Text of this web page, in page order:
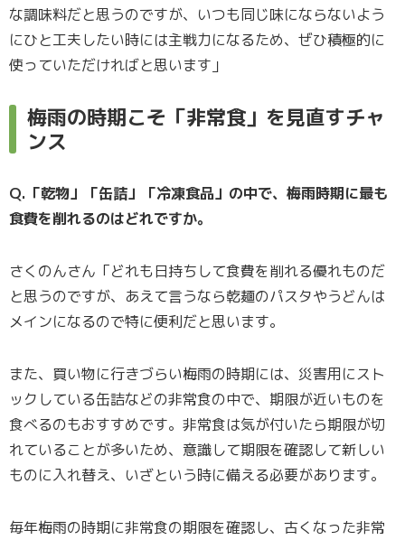
な調味料だと思うのですが、いつも同じ味にならないよう
にひと工夫したい時には主戦力になるため、ぜひ積極的に
使っていただければと思います」
梅雨の時期こそ「非常食」を見直すチャ
ンス
Q.「乾物」「缶詰」「冷凍食品」の中で、梅雨時期に最も
食費を削れるのはどれですか。
さくのんさん「どれも日持ちして食費を削れる優れものだ
と思うのですが、あえて言うなら乾麺のパスタやうどんは
メインになるので特に便利だと思います。
また、買い物に行きづらい梅雨の時期には、災害用にスト
ックしている缶詰などの非常食の中で、期限が近いものを
食べるのもおすすめです。非常食は気が付いたら期限が切
れていることが多いため、意識して期限を確認して新しい
ものに入れ替え、いざという時に備える必要があります。
毎年梅雨の時期に非常食の期限を確認し、古くなった非常